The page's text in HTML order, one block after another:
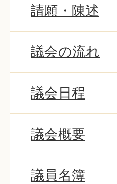
請願・陳述
議会の流れ
議会日程
議会概要
議員名簿